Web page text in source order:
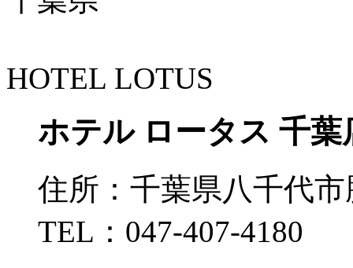
HOTEL LOTUS
ホテル ロータス 千葉
住所： 千葉県八千代
TEL： 047-407-4180